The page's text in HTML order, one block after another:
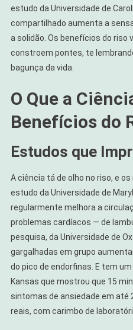
estudo da Universidade de
compartilhado aumenta a
a solidão. Os benefícios do riso
constroem pontes, te
bagunça da vida.
O Que a
Benefícios do
Estudos que
A ciência tá de olho no riso, e
estudo da Universidade de
regularmente melhora a
problemas cardíacos — de
pesquisa, da Universidade de
gargalhadas em grupo
do pico de endorfinas. E tem
Kansas que mostrou que 15
sintomas de ansiedade em até
reais, com carimbo de